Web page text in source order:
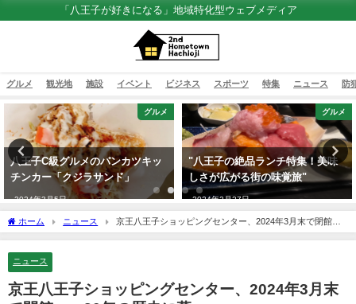
「八王子が好きになる」地域特化型ウェブメディア
グルメ 観光地 施設 イベント ビジネス スポーツ 特集 ニュース 防
グルメ
八王子C級グルメのパンカツキッ
チンカー「クジラサンド」
2024年3月5日
グルメ
"八王子の絶品ランチ特集！美味
しさが広がる街の味覚旅"
2024年2月27日
ホーム ニュース
京王八王子ショッピングセンター、2024年3月末で閉館
へ 30年の歴史に幕
ニュース
京王八王子ショッピングセンター、2024年3月末